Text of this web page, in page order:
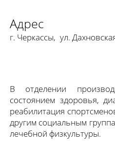
Адрес
г. Черкассы, ул.
В отделении
состоянием здоровья,
реабилитация
другим социальным
лечебной физкультуры.